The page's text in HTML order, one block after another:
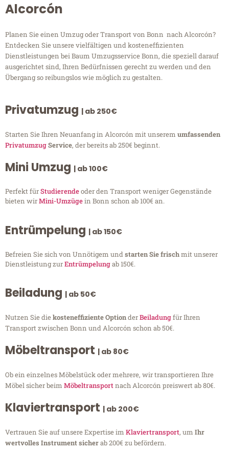
Alcorcón
Planen Sie einen Umzug oder Transport von Bonn nach Alcorcón?
Entdecken Sie unsere vielfältigen und kosteneffizienten
Dienstleistungen bei Baum Umzugsservice Bonn, die speziell darauf
ausgerichtet sind, Ihren Bedürfnissen gerecht zu werden und den
Übergang so reibungslos wie möglich zu gestalten.
Privatumzug | ab 250€
Starten Sie Ihren Neuanfang in Alcorcón mit unserem umfassenden
PrivatumzugService, der bereits ab 250€ beginnt.
Mini Umzug | ab 100€
Perfekt fürStudierendeoder den Transport weniger Gegenstände
bieten wirMini-Umzügein Bonn schon ab 100€ an.
Entrümpelung | ab 150€
Befreien Sie sich von Unnötigem undstarten Sie frischmit unserer
Dienstleistung zurEntrümpelungab 150€.
Beiladung | ab 50€
Nutzen Sie diekosteneffiziente OptionderBeiladungfür Ihren
Transport zwischen Bonn und Alcorcón schon ab 50€.
Möbeltransport | ab 80€
Ob ein einzelnes Möbelstück oder mehrere, wir transportieren Ihre
Möbel sicher beim Möbeltransportnach Alcorcón preiswert ab 80€.
Klaviertransport | ab 200€
Vertrauen Sie auf unsere Expertise im Klaviertransport, um Ihr
wertvolles Instrument sicherab 200€ zu befördern.